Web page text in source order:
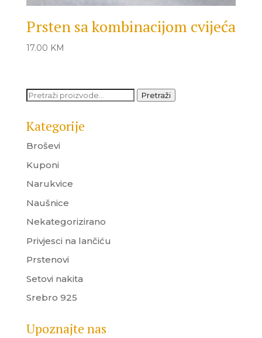
Prsten sa kombinacijom cvijeća
17.00 KM
Pretraži: Pretraži
Kategorije
Broševi
Kuponi
Narukvice
Naušnice
Nekategorizirano
Privjesci na lančiću
Prstenovi
Setovi nakita
Srebro 925
Upoznajte nas